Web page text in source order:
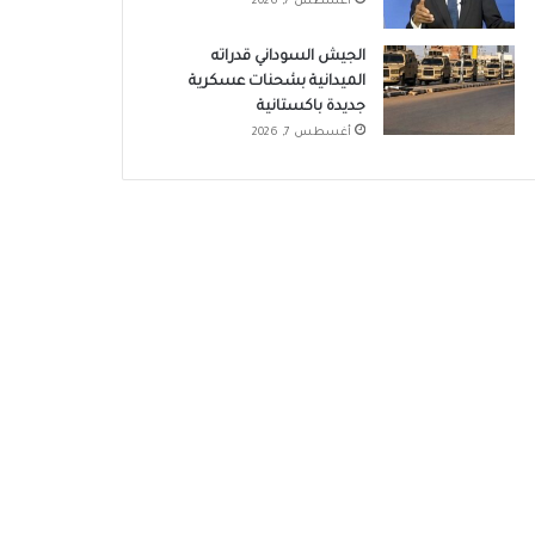
الجيش السوداني قدراته
الميدانية بشحنات عسكرية
جديدة باكستانية
أغسطس 7, 2026